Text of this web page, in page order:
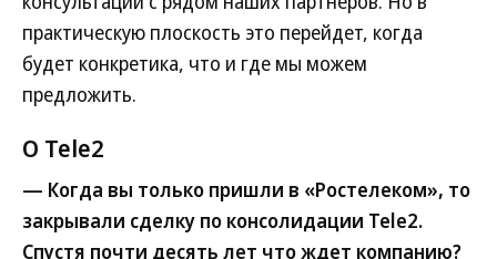
практическую плоскость это перейдет, когда
будет конкретика, что и где мы можем
предложить.
О Tele2
— Когда вы только пришли в «Ростелеком», то
закрывали сделку по консолидации Tele2.
Спустя почти десять лет что ждет компанию?